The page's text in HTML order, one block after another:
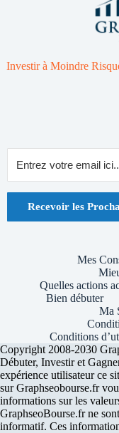
Investir à Moindre
Recevoir les
Mes
Quelles actions
Bien débuter
Ma
Conditions
Copyright 2008-2030
Débuter, Investir et
expérience utilisateur ce
sur Graphseobourse.fr
informations sur les
GraphseoBourse.fr ne
informatif. Ces